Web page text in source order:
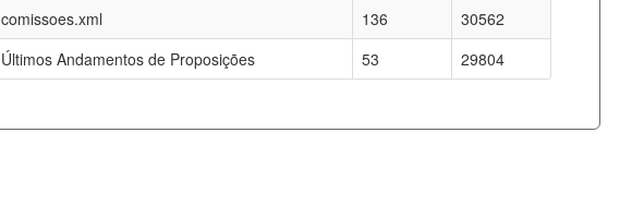
comissoes.xml
136
30562
Últimos Andamentos de Proposições
53 29804